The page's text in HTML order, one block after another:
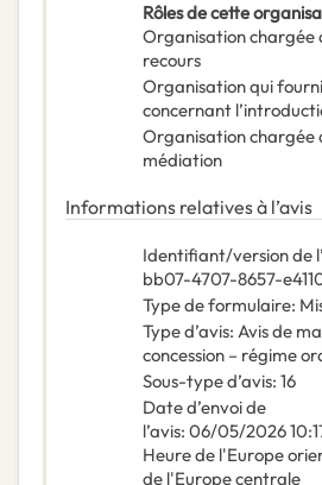
Rôles de cette
Organisation chargée
recours
Organisation qui
concernant
Organisation chargée
médiation
Informations relatives à l’avis
Identifiant/version de
bb07-4707-8657-
Type de formulaire:
Type d’avis: Avis de
concession – régime
Sous-type d’avis: 16
Date d’envoi de
l’avis: 06/05/2026
Heure de l'Europe
de l'Europe centrale